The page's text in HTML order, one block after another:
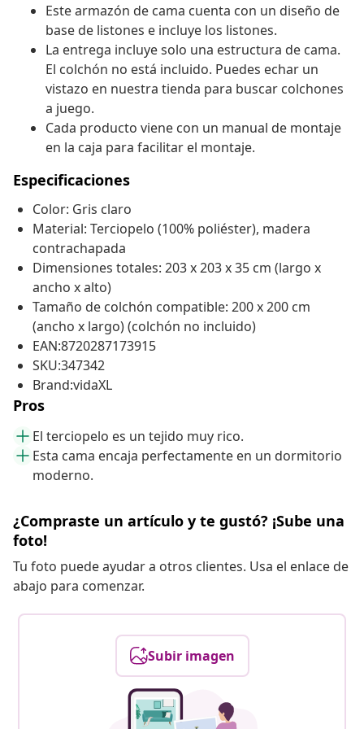
Este armazón de cama cuenta con un diseño de
base de listones e incluye los listones.
La entrega incluye solo una estructura de cama.
El colchón no está incluido. Puedes echar un
vistazo en nuestra tienda para buscar colchones
a juego.
Cada producto viene con un manual de montaje
en la caja para facilitar el montaje.
Especificaciones
Color: Gris claro
Material: Terciopelo (100% poliéster), madera
contrachapada
Dimensiones totales: 203 x 203 x 35 cm (largo x
ancho x alto)
Tamaño de colchón compatible: 200 x 200 cm
(ancho x largo) (colchón no incluido)
EAN:8720287173915
SKU:347342
Brand:vidaXL
Pros
El terciopelo es un tejido muy rico.
Esta cama encaja perfectamente en un dormitorio
moderno.
¿Compraste un artículo y te gustó? ¡Sube una
foto!
Tu foto puede ayudar a otros clientes. Usa el enlace de
abajo para comenzar.
Subir imagen